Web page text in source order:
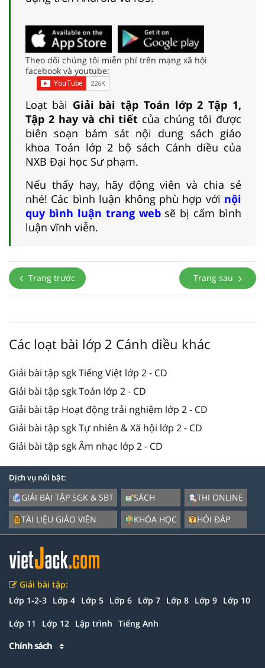
Theo dõi chúng tôi miễn phí trên mạng xã hội
facebook và youtube:
Loạt bài Giải bài tập Toán lớp 2 Tập 1,
Tập 2 hay và chi tiết của chúng tôi được
biên soạn bám sát nội dung sách giáo
khoa Toán lớp 2 bộ sách Cánh diều của
NXB Đại học Sư phạm.
Nếu thấy hay, hãy động viên và chia sẻ
nhé! Các bình luận không phù hợp với nội
quy bình luận trang websẽ bị cấm bình
luận vĩnh viễn.
Trang trước Trang sau
Các loạt bài lớp 2 Cánh diều khác
Giải bài tập sgk Tiếng Việt lớp 2 - CD
Giải bài tập sgk Toán lớp 2 - CD
Giải bài tập Hoạt động trải nghiệm lớp 2 - CD
Giải bài tập sgk Tự nhiên & Xã hội lớp 2 - CD
Giải bài tập sgk Âm nhạc lớp 2 - CD
Dịch vụ nổi bật:
GIẢI BÀI TẬP SGK & SBT
TÀI LIỆU GIÁO VIÊN
SÁCH
KHÓA HỌC
THI ONLINE
HỎI ĐÁP
Giải bài tập:
Lớp 1-2-3 Lớp 4 Lớp 5 Lớp 6 Lớp 7 Lớp 8 Lớp 9 Lớp 10
Lớp 11 Lớp 12 Lập trình Tiếng Anh
Chính sách